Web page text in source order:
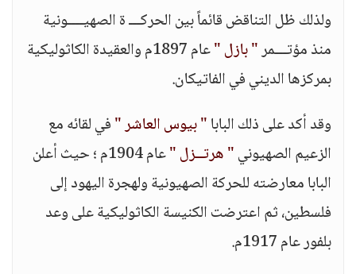
ولذلك ظل التناقض قائماً بين الحركـــ ة الصهيــــونية
منذ مؤتـــمر" بازل "
عام 1897م والعقيدة الكاثوليكية
بمركزها الديني في الفاتيكان.
وقد أكد على ذلك البابا" بيوس العاشر "في لقائه مع
الزعيم الصهيوني" هرتــزل "
عام 1904م ؛ حيث أعلن
البابا معارضته للحركة الصهيونية ولهجرة اليهود إلى
فلسطين، ثم اعترضت الكنيسة الكاثوليكية على وعد
بلفور عام 1917م.